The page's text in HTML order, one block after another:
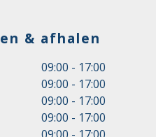
& afhalen
09:00 - 17:00
09:00 - 17:00
09:00 - 17:00
09:00 - 17:00